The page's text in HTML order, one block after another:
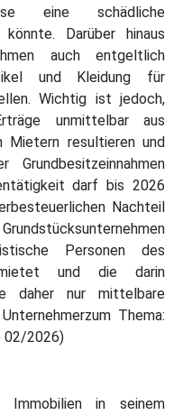
eine schädliche
Darüber hinaus
auch entgeltlich
und Kleidung für
Wichtig ist jedoch,
unmittelbar aus
Mietern resultieren und
darf bis 2026
Nachteil
Personen des
und die darin
daher nur mittelbare
Thema:
02/2026)
Immobilien in seinem